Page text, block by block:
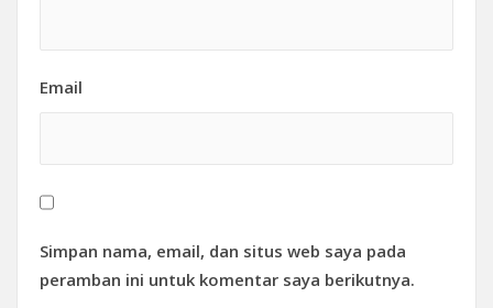
Email
Simpan nama, email, dan situs web saya pada
peramban ini untuk komentar saya berikutnya.